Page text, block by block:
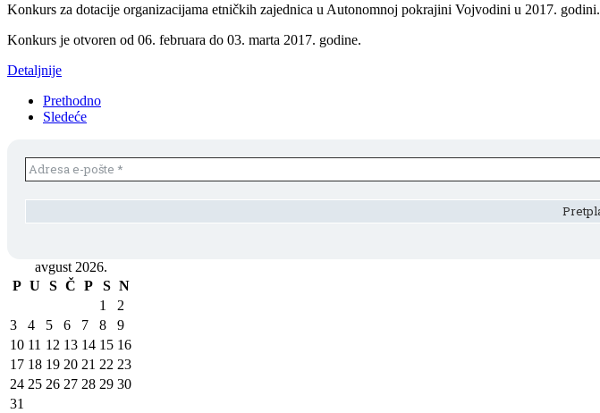
Konkurs za dotacije organizacijama etničkih zajednica u Autonomnoj pokrajini Vojvodini u 2017. godini.
Konkurs je otvoren od 06. februara do 03. marta 2017. godine.
Detaljnije
Prethodno
Sledeće
avgust 2026.
P U S Č P S N
1
2
3
4 5 6 7 8
9
10 11 12 13 14 15 16
17 18 19 20 21 22 23
24 25 26 27 28 29 30
31